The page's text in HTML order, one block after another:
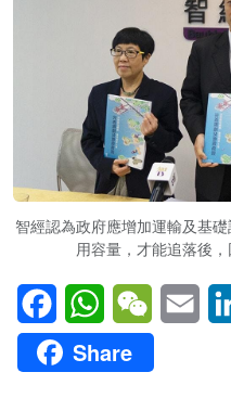
智經認為政府應增加運輸及基
用容量，才能追落後
FacebookWhatsAppWeChatEmail
Share